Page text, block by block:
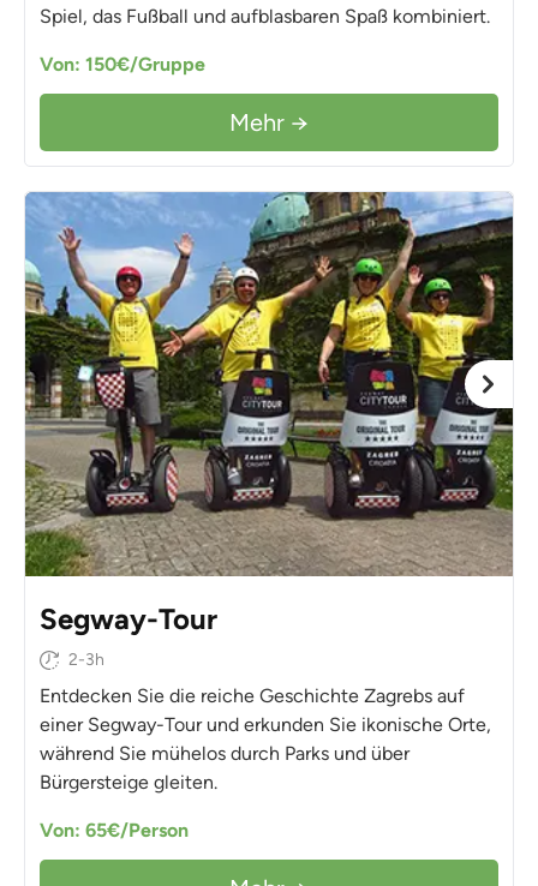
Spiel, das Fußball und aufblasbaren Spaß kombiniert.
Von: 150€/Gruppe
Mehr →
Segway-Tour
2-3h
Entdecken Sie die reiche Geschichte Zagrebs auf
einer Segway-Tour und erkunden Sie ikonische Orte,
während Sie mühelos durch Parks und über
Bürgersteige gleiten.
Von: 65€/Person